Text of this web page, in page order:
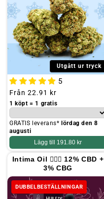
Utgått ur tryck
5
Ordinarie
pris
Från 22.91 kr
1 köpt = 1 gratis
GRATIS leverans*lördag den 8
augusti
Lägg till 191.80 kr
Intima Oil 👩🏻‍⚕️ 12% CBD +
3% CBG
DUBBELBESTÄLLNINGAR